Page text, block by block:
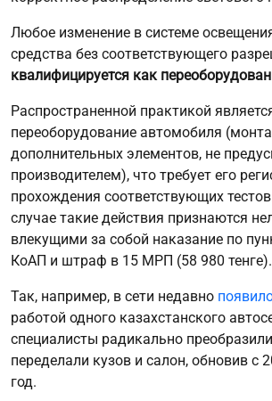
Любое изменение в системе
средства без соответствующего
квалифицируется как
Распространенной практикой
переоборудование автомобиля
дополнительных элементов, не
производителем), что требует его
прохождения соответствующих
случае такие действия признаются
влекущими за собой наказание по
КоАП и штраф в 15 МРП (58 980 тенге).
Так, например, в сети недавно
работой одного казахстанского
специалисты радикально
переделали кузов и салон, обновив с
год.